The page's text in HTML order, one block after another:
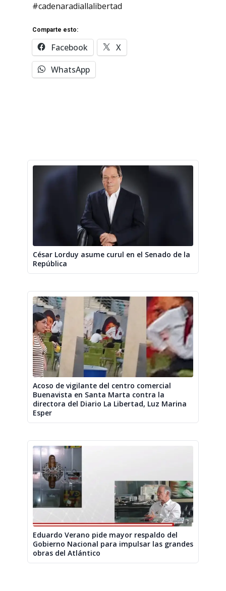
#cadenaradiallalibertad
Comparte esto:
Facebook
X
WhatsApp
César Lorduy asume curul en el Senado de la
República
Acoso de vigilante del centro comercial
Buenavista en Santa Marta contra la
directora del Diario La Libertad, Luz Marina
Esper
Eduardo Verano pide mayor respaldo del
Gobierno Nacional para impulsar las grandes
obras del Atlántico